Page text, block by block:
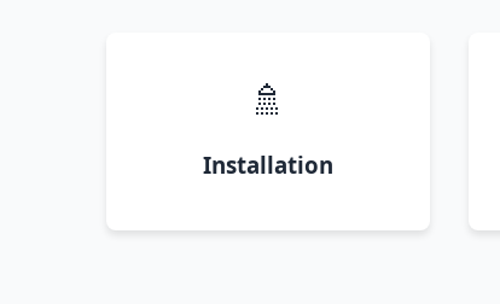
🚿
Installation